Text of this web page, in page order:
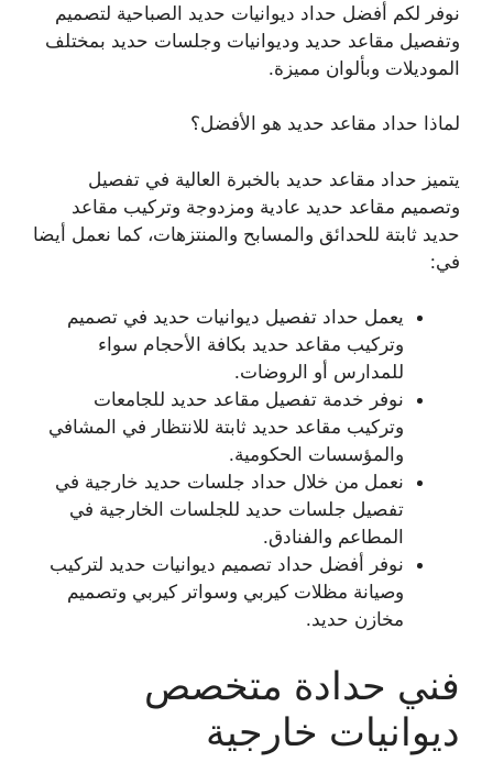
نوفر لكم أفضل حداد ديوانيات حديد الصباحية لتصميم
وتفصيل مقاعد حديد وديوانيات وجلسات حديد بمختلف
الموديلات وبألوان مميزة.
لماذا حداد مقاعد حديد هو الأفضل؟
يتميز حداد مقاعد حديد بالخبرة العالية في تفصيل
وتصميم مقاعد حديد عادية ومزدوجة وتركيب مقاعد
حديد ثابتة للحدائق والمسابح والمنتزهات، كما نعمل أيضا
في:
يعمل حداد تفصيل ديوانيات حديد في تصميم
وتركيب مقاعد حديد بكافة الأحجام سواء
للمدارس أو الروضات.
نوفر خدمة تفصيل مقاعد حديد للجامعات
وتركيب مقاعد حديد ثابتة للانتظار في المشافي
والمؤسسات الحكومية.
نعمل من خلال حداد جلسات حديد خارجية في
تفصيل جلسات حديد للجلسات الخارجية في
المطاعم والفنادق.
نوفر أفضل حداد تصميم ديوانيات حديد لتركيب
وصيانة مظلات كيربي وسواتر كيربي وتصميم
مخازن حديد.
فني حدادة متخصص
ديوانيات خارجية